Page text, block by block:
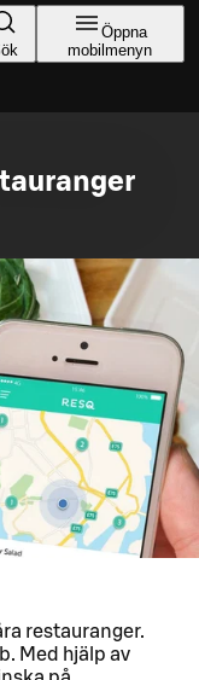
Öppna
mobilmenyn
restauranger.
Med hjälp av